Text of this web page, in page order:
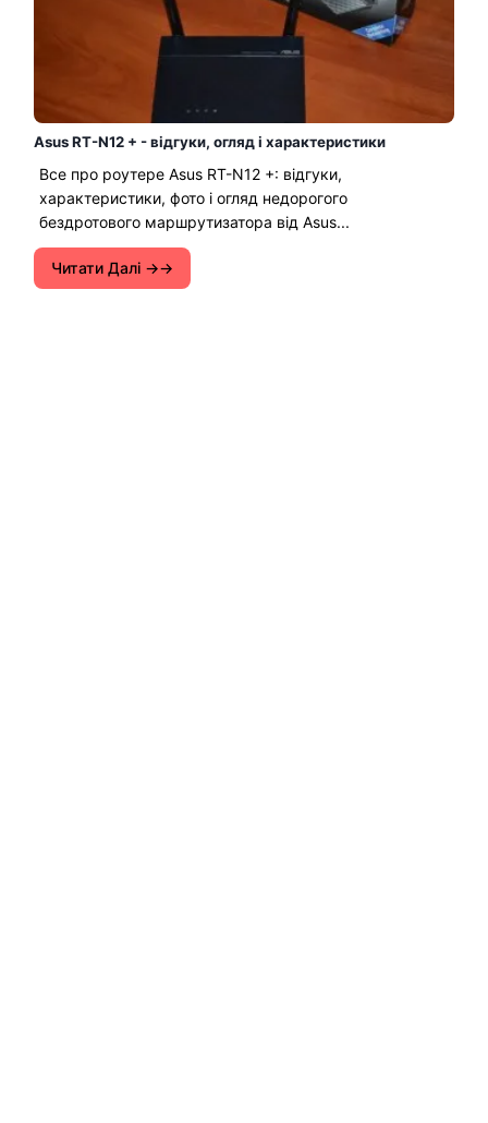
Asus RT-N12 + - відгуки, огляд і характеристики
Все про роутере Asus RT-N12 +: відгуки,
характеристики, фото і огляд недорогого
бездротового маршрутизатора від Asus...
Читати Далі →